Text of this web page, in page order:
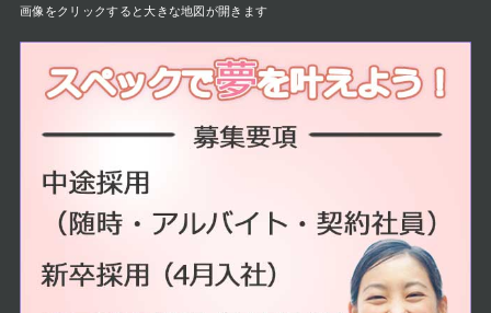
画像をクリックすると大きな地図が開きます